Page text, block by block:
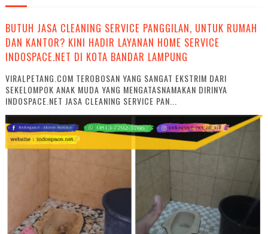
BUTUH JASA CLEANING SERVICE PANGGILAN, UNTUK RUMAH
DAN KANTOR? KINI HADIR LAYANAN HOME SERVICE
INDOSPACE.NET DI KOTA BANDAR LAMPUNG
VIRALPETANG.COM TEROBOSAN YANG SANGAT EKSTRIM DARI
SEKELOMPOK ANAK MUDA YANG MENGATASNAMAKAN DIRINYA
INDOSPACE.NET JASA CLEANING SERVICE PAN...